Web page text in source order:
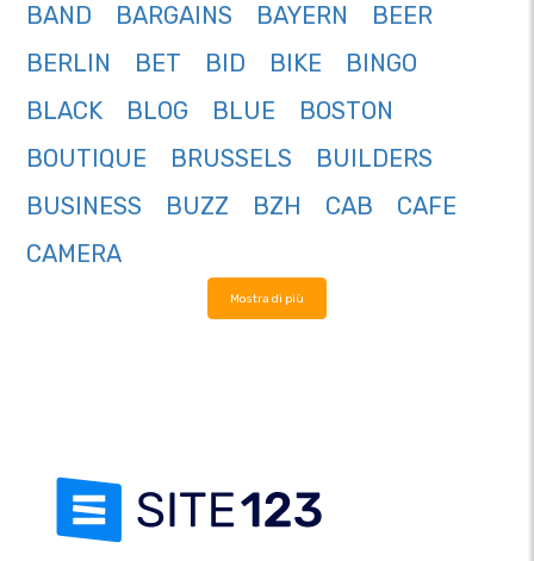
BAND
BARGAINS BAYERN
BEER
BERLIN
BET BID BIKE
BINGO
BLACK
BLOG BLUE
BOSTON
BOUTIQUE
BRUSSELS
BUILDERS
BUSINESS
BUZZ BZH CAB
CAFE
CAMERA
Mostra di più